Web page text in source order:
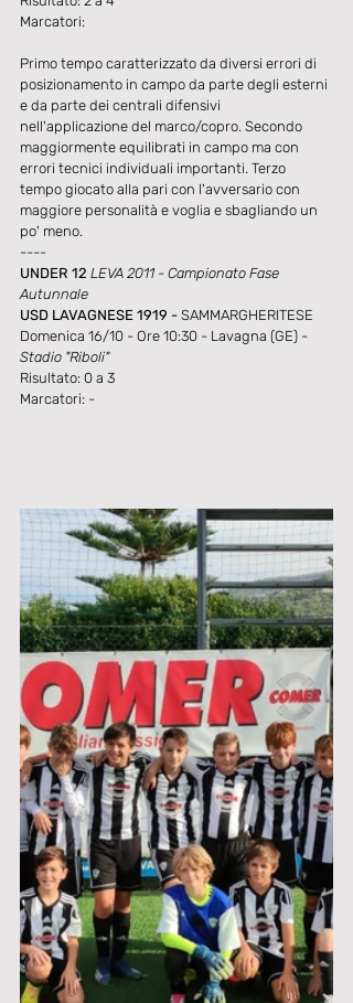
Marcatori:
Primo tempo caratterizzato da diversi errori di
posizionamento in campo da parte degli esterni
e da parte dei centrali difensivi
nell'applicazione del marco/copro. Secondo
maggiormente equilibrati in campo ma con
errori tecnici individuali importanti. Terzo
tempo giocato alla pari con l'avversario con
maggiore personalità e voglia e sbagliando un
po' meno.
----
UNDER 12 LEVA 2011 - Campionato Fase
Autunnale
USD LAVAGNESE 1919 - SAMMARGHERITESE
Domenica 16/10 - Ore 10:30 - Lavagna (GE) -
Stadio "Riboli"
Risultato: 0 a 3
Marcatori: -